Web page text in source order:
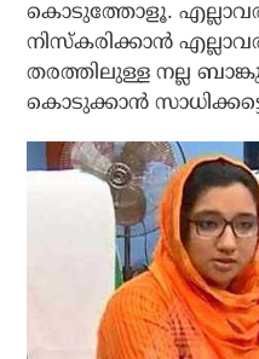
കൊടുത്തോളൂ.
നിസ്‌കരിക്കാന്‍
തരത്തിലുള്ള നല്ല
കൊടുക്കാന്‍